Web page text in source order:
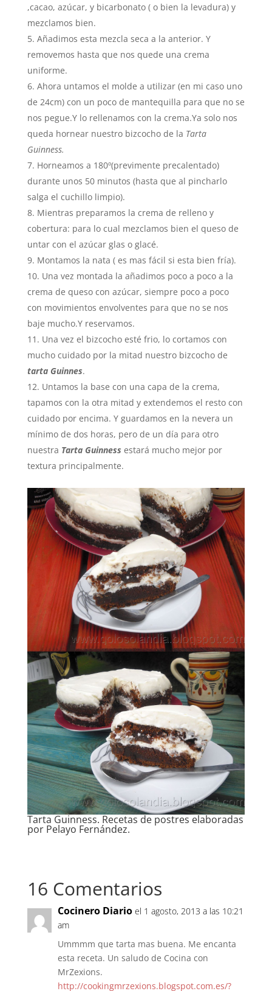
,cacao, azúcar, y bicarbonato ( o bien la levadura) y
mezclamos bien.
Añadimos esta mezcla seca a la anterior. Y
removemos hasta que nos quede una crema
uniforme.
Ahora untamos el molde a utilizar (en mi caso uno
de 24cm) con un poco de mantequilla para que no se
nos pegue.Y lo rellenamos con la crema.Ya solo nos
queda hornear nuestro bizcocho de la Tarta
Guinness.
Horneamos a 180º(previmente precalentado)
durante unos 50 minutos (hasta que al pincharlo
salga el cuchillo limpio).
Mientras preparamos la crema de relleno y
cobertura: para lo cual mezclamos bien el queso de
untar con el azúcar glas o glacé.
Montamos la nata ( es mas fácil si esta bien fría).
Una vez montada la añadimos poco a poco a la
crema de queso con azúcar, siempre poco a poco
con movimientos envolventes para que no se nos
baje mucho.Y reservamos.
Una vez el bizcocho esté frio, lo cortamos con
mucho cuidado por la mitad nuestro bizcocho de
tarta Guinnes.
Untamos la base con una capa de la crema,
tapamos con la otra mitad y extendemos el resto con
cuidado por encima. Y guardamos en la nevera un
mínimo de dos horas, pero de un día para otro
nuestra Tarta Guinness estará mucho mejor por
textura principalmente.
Tarta Guinness. Recetas de postres elaboradas
por Pelayo Fernández.
16 Comentarios
Cocinero Diario el 1 agosto, 2013 a las 10:21
am
Ummmm que tarta mas buena. Me encanta
esta receta. Un saludo de Cocina con
MrZexions.
http://cookingmrzexions.blogspot.com.es/?